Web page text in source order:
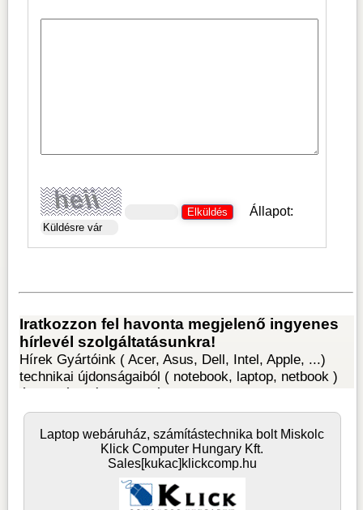
Állapot:
Laptop webáruház, számítástechnika bolt Miskolc
Klick Computer Hungary Kft.
Sales[kukac]klickcomp.hu